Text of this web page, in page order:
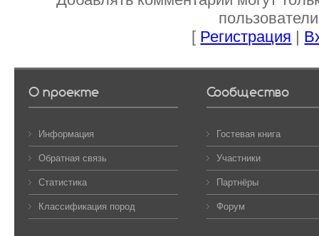
[ Регистрация |
О проекте
Информация
Обратная связь
Статистика
Классификация пород
Сообщество
Гостевая книга
Участники
Партнёры
Форум